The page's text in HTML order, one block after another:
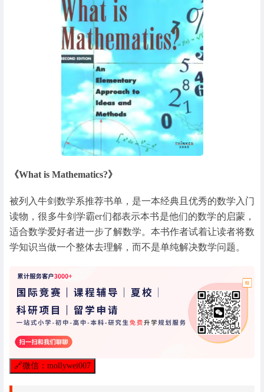
《What is Mathematics?》
被列入牛剑数学系推荐书单，是一本经典且优秀的数学入门
读物，很多牛剑学霸er们都表示本书是他们的数学的启蒙，
适合数学爱好者进一步了解数学。本书作者试着让读者将数
学知识当做一个整体去理解，而不是单纯解决数学问题。
🔗微信：mollywei007